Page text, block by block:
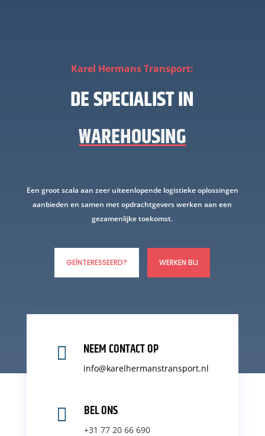
Karel Hermans Transport:
DE SPECIALIST IN
WAREHOUSING
Een groot scala aan zeer uiteenlopende logistieke oplossingen
aanbieden en samen met opdrachtgevers werken aan een
gezamenlijke toekomst.
GEÏNTERESSEERD? WERKEN BIJ
 NEEM CONTACT OP
info@karelhermanstransport.nl
 BEL ONS
+31 77 20 66 690